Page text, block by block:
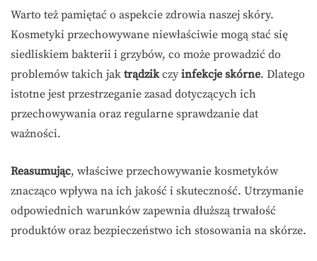
Warto też pamiętać o aspekcie zdrowia naszej skóry.
Kosmetyki przechowywane niewłaściwie mogą stać się
siedliskiem bakterii i grzybów, co może prowadzić do
problemów takich jak trądzikczy infekcje skórne. Dlatego
istotne jest przestrzeganie zasad dotyczących ich
przechowywania oraz regularne sprawdzanie dat
ważności.
Reasumując, właściwe przechowywanie kosmetyków
znacząco wpływa na ich jakość i skuteczność. Utrzymanie
odpowiednich warunków zapewnia dłuższą trwałość
produktów oraz bezpieczeństwo ich stosowania na skórze.